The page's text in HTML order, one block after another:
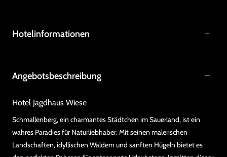
Hotelinformationen
Angebotsbeschreibung
Hotel Jagdhaus Wiese
Schmallenberg, ein charmantes Städtchen im Sauerland, ist ein
wahres Paradies für Naturliebhaber. Mit seinen malerischen
Landschaften, idyllischen Wäldern und sanften Hügeln bietet es